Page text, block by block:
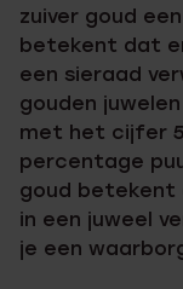
zuiver goud
betekent dat
een sieraad
gouden
met het cijfer
percentage
goud betekent
in een juweel
je een